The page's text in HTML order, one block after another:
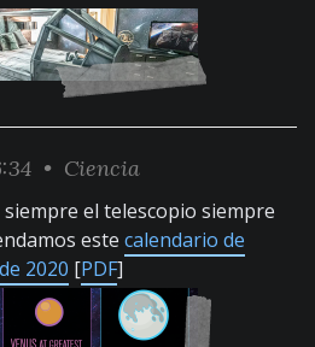
• Ciencia
el telescopio siempre
este calendario de
2020 [PDF]